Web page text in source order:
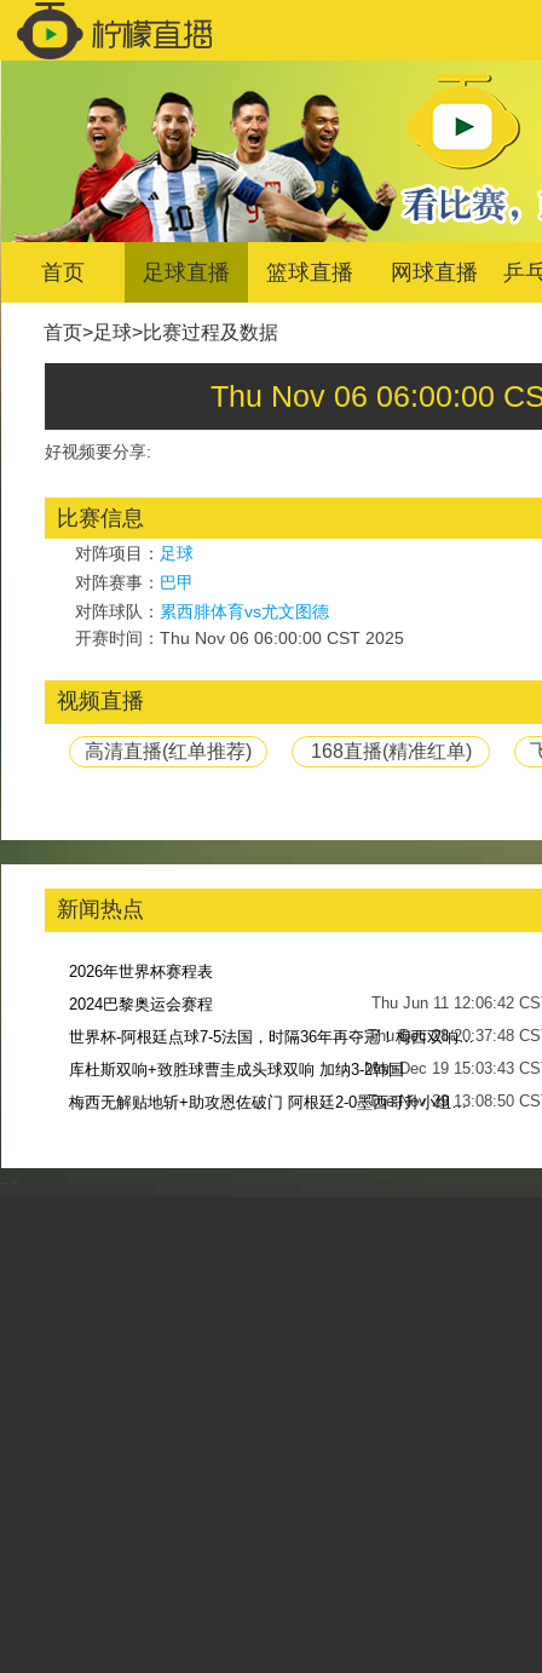
首页 足球直播 篮球直播 网球直播 乒
首页>足球>比赛过程及数据
Thu Nov 06 06:00:00
好视频要分享:
比赛信息
对阵项目： 足球
对阵赛事： 巴甲
对阵球队： 累西腓体育vs尤文图德
开赛时间：Thu Nov 06 06:00:00 CST 2025
视频直播
高清直播(红单推荐) 168直播(精准红单)
新闻热点
2026年世界杯赛程表
Thu Jun 11 12:06:42
2024巴黎奥运会赛程
Thu Dec 28 20:37:48
世界杯-阿根廷点球7-5法国，时隔36年再夺冠！梅西双响姆巴佩戴帽
Mon Dec 19 15:03:43
库杜斯双响+致胜球曹圭成头球双响 加纳3-2韩国
Tue Nov 29 13:08:50
梅西无解贴地斩+助攻恩佐破门 阿根廷2-0墨西哥升小组第二